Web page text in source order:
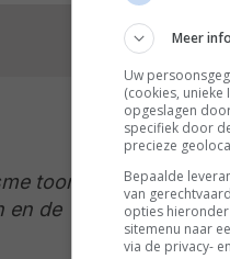
toont
en de
Regie:
Bertier),
Meer
Uw
(cookies, unieke
opgeslagen
specifiek door
precieze
Bepaalde
van
opties
sitemenu naar
via de privacy-